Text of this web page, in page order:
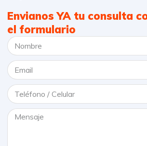
Envianos YA tu consulta
el formulario